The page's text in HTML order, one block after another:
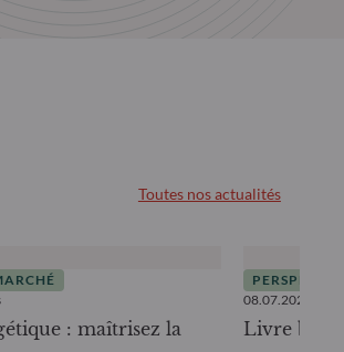
Toutes nos actualités
: maîtrisez la
08.07.2026
Livre